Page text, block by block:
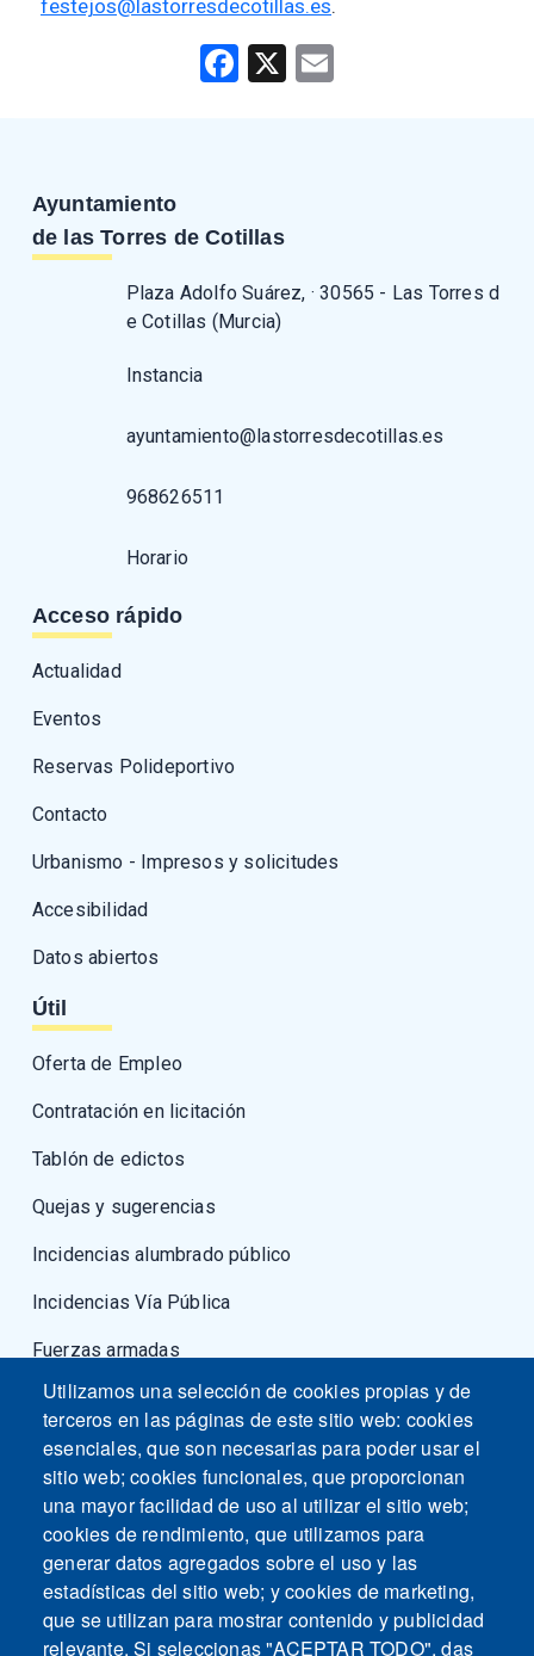
festejos@lastorresdecotillas.es.
Facebook
X
Ayuntamiento
de las Torres de Cotillas
Plaza Adolfo Suárez, · 30565 - Las Torres d
e Cotillas (Murcia)
Instancia
ayuntamiento@lastorresdecotillas.es
968626511
Horario
Acceso rápido
Actualidad
Eventos
Reservas Polideportivo
Contacto
Urbanismo - Impresos y solicitudes
Accesibilidad
Datos abiertos
Útil
Oferta de Empleo
Contratación en licitación
Tablón de edictos
Quejas y sugerencias
Incidencias alumbrado público
Incidencias Vía Pública
Fuerzas armadas
Utilizamos una selección de cookies propias y de
terceros en las páginas de este sitio web: cookies
esenciales, que son necesarias para poder usar el
sitio web; cookies funcionales, que proporcionan
una mayor facilidad de uso al utilizar el sitio web;
cookies de rendimiento, que utilizamos para
generar datos agregados sobre el uso y las
estadísticas del sitio web; y cookies de marketing,
que se utilizan para mostrar contenido y publicidad
relevante. Si seleccionas "ACEPTAR TODO", das